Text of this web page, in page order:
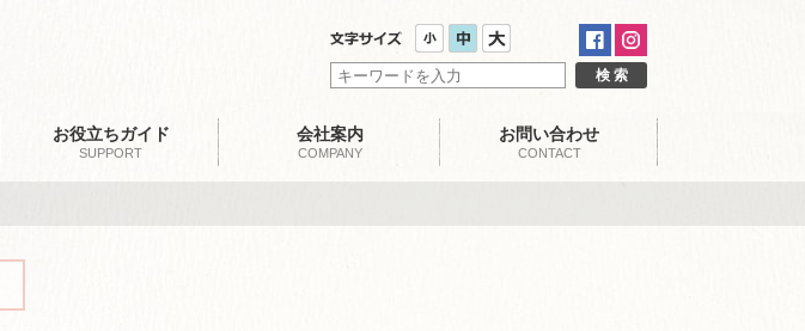
お役立ちガイド
SUPPORT
会社案内
COMPANY
お問い合わせ
CONTACT